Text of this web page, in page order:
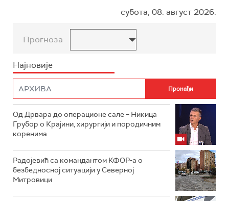
субота, 08. август 2026.
Прогноза
Најновије
Од Дрвара до операционе сале – Никица
Грубор о Крајини, хирургији и породичним
коренима
Радојевић са командантом КФОР-а о
безбедносној ситуацији у Северној
Митровици